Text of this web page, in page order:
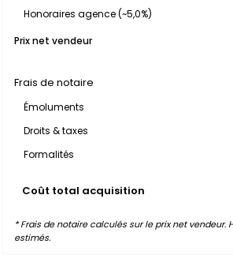
Honoraires agence (~5,0%)
Prix net vendeur
Frais de notaire
Émoluments
Droits & taxes
Formalités
Coût total acquisition
* Frais de notaire calculés sur le prix net vendeur.
estimés.